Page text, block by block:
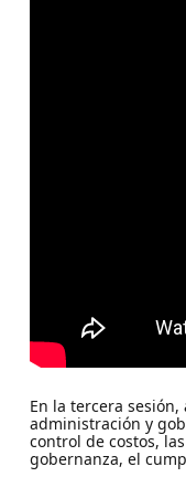
En la tercera
administración y
control de costos,
gobernanza, el